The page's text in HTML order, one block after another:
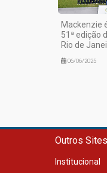
Mackenzie
51ª edição
Rio de
06/06/2025
Outros Sites
Institucional